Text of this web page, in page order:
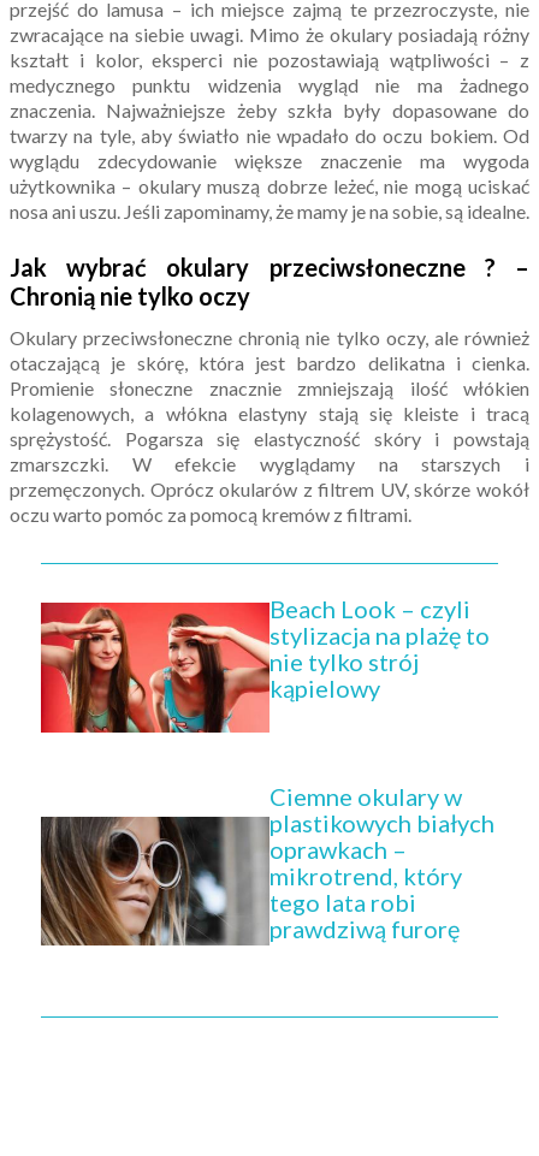
przejść do lamusa – ich miejsce zajmą te przezroczyste, nie
zwracające na siebie uwagi. Mimo że okulary posiadają różny
kształt i kolor, eksperci nie pozostawiają wątpliwości – z
medycznego punktu widzenia wygląd nie ma żadnego
znaczenia. Najważniejsze żeby szkła były dopasowane do
twarzy na tyle, aby światło nie wpadało do oczu bokiem. Od
wyglądu zdecydowanie większe znaczenie ma wygoda
użytkownika – okulary muszą dobrze leżeć, nie mogą uciskać
nosa ani uszu. Jeśli zapominamy, że mamy je na sobie, są idealne.
Jak wybrać okulary przeciwsłoneczne ? –
Chronią nie tylko oczy
Okulary przeciwsłoneczne chronią nie tylko oczy, ale również
otaczającą je skórę, która jest bardzo delikatna i cienka.
Promienie słoneczne znacznie zmniejszają ilość włókien
kolagenowych, a włókna elastyny stają się kleiste i tracą
sprężystość. Pogarsza się elastyczność skóry i powstają
zmarszczki. W efekcie wyglądamy na starszych i
przemęczonych. Oprócz okularów z filtrem UV, skórze wokół
oczu warto pomóc za pomocą kremów z filtrami.
Beach Look – czyli
stylizacja na plażę to
nie tylko strój
kąpielowy
Ciemne okulary w
plastikowych białych
oprawkach –
mikrotrend, który
tego lata robi
prawdziwą furorę